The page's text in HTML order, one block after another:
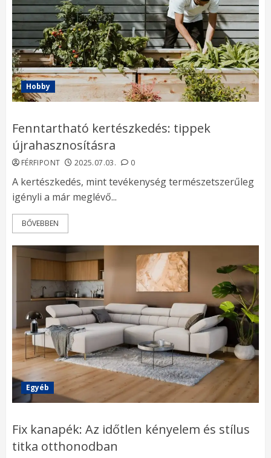
Hobby
Fenntartható kertészkedés: tippek
újrahasznosításra
FÉRFIPONT 2025.07.03. 0
A kertészkedés, mint tevékenység természetszerűleg
igényli a már meglévő...
BŐVEBBEN
Egyéb
Fix kanapék: Az időtlen kényelem és stílus
titka otthonodban